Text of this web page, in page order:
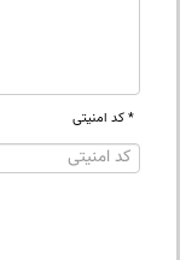
* کد امنیتی